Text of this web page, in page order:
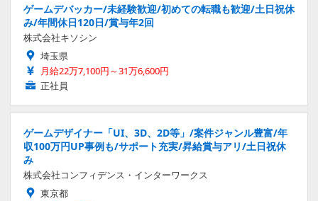
ゲームデバッカー/未経験歓迎/初めての転職も歓迎/土日祝休
み/年間休日120日/賞与年2回
株式会社キソシン
埼玉県
月給22万7,100円～31万6,600円
正社員
ゲームデザイナー「UI、3D、2D等」/案件ジャンル豊富/年
収100万円UP事例も/サポート充実/昇給賞与アリ/土日祝休
み
株式会社コンフィデンス・インターワークス
東京都